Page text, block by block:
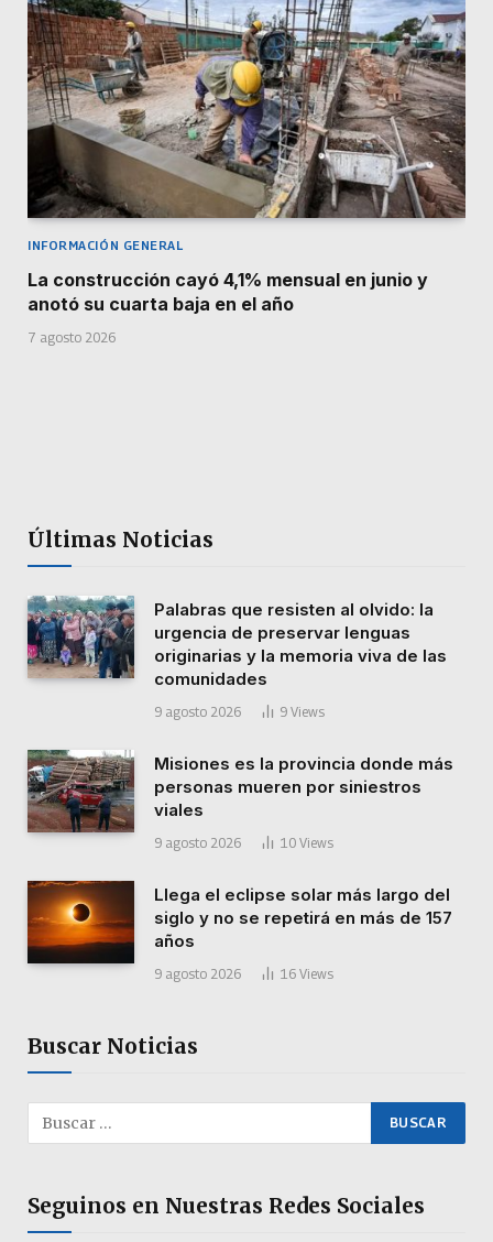
INFORMACIÓN GENERAL
La construcción cayó 4,1% mensual en junio y
anotó su cuarta baja en el año
7 agosto 2026
Últimas Noticias
Palabras que resisten al olvido: la
urgencia de preservar lenguas
originarias y la memoria viva de las
comunidades
9 agosto 2026 9 Views
Misiones es la provincia donde más
personas mueren por siniestros
viales
9 agosto 2026 10 Views
Llega el eclipse solar más largo del
siglo y no se repetirá en más de 157
años
9 agosto 2026 16 Views
Buscar Noticias
Seguinos en Nuestras Redes Sociales